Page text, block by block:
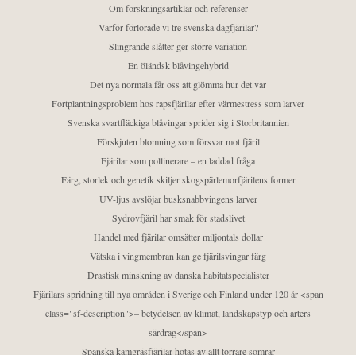
Om forskningsartiklar och referenser
Varför förlorade vi tre svenska dagfjärilar?
Slingrande slåtter ger större variation
En öländsk blåvingehybrid
Det nya normala får oss att glömma hur det var
Fortplantningsproblem hos rapsfjärilar efter värmestress som larver
Svenska svartfläckiga blåvingar sprider sig i Storbritannien
Förskjuten blomning som försvar mot fjäril
Fjärilar som pollinerare – en laddad fråga
Färg, storlek och genetik skiljer skogspärlemorfjärilens former
UV-ljus avslöjar busksnabbvingens larver
Sydrovfjäril har smak för stadslivet
Handel med fjärilar omsätter miljontals dollar
Vätska i vingmembran kan ge fjärilsvingar färg
Drastisk minskning av danska habitatspecialister
Fjärilars spridning till nya områden i Sverige och Finland under 120 år <span
class="sf-description">– betydelsen av klimat, landskapstyp och arters
särdrag</span>
Spanska kamgräsfjärilar hotas av allt torrare somrar